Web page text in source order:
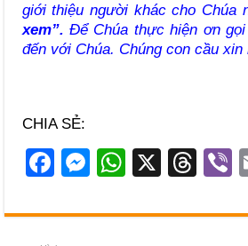
giới thiệu người khác cho Chúa
xem”. Để Chúa thực hiện ơn
đến với Chúa. Chúng con cầu
CHIA SẺ:
F
c
M
ss
W
at
X
T
e